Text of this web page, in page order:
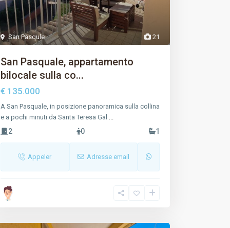
21
San Pasqule
San Pasquale, appartamento
bilocale sulla co...
€ 135.000
A San Pasquale, in posizione panoramica sulla collina
e a pochi minuti da Santa Teresa Gal
2 0 1
Appeler Adresse email